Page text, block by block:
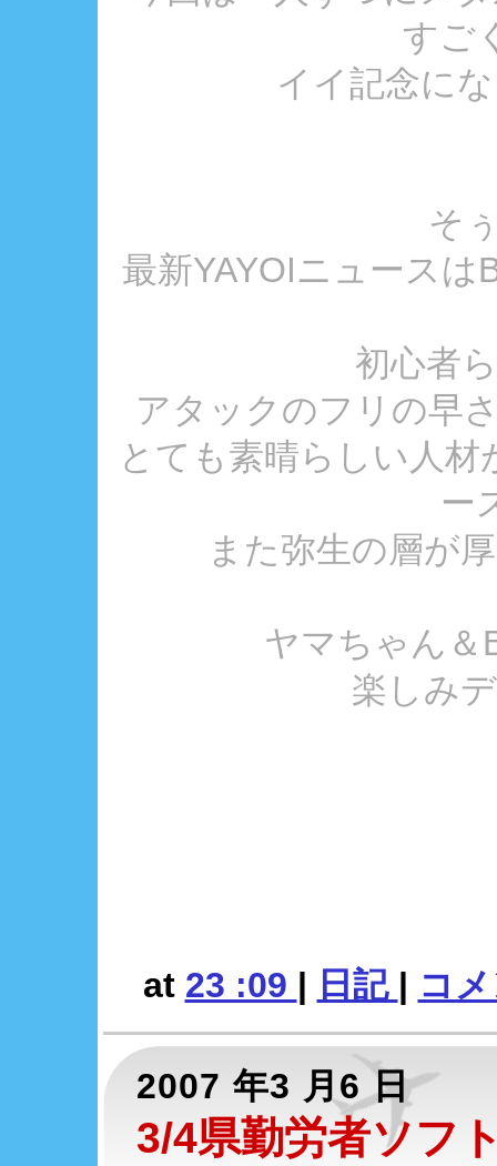
すご
イイ記念に
そ
最新YAYOIニュース
初心者
アタックのフリの早
とても素晴らしい人
ー
また弥生の層が
ヤマちゃん＆
楽しみ
at 23 :09 | 日記 | コ
2007 年3 月6 日
3/4県勤労者ソフ